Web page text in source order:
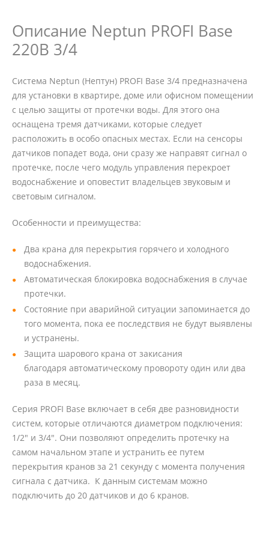
Описание Neptun PROFI Base
220В 3/4
Система Neptun (Нептун) PROFI Base 3/4 предназначена
для установки в квартире, доме или офисном помещении
с целью защиты от протечки воды. Для этого она
оснащена тремя датчиками, которые следует
расположить в особо опасных местах. Если на сенсоры
датчиков попадет вода, они сразу же направят сигнал о
протечке, после чего модуль управления перекроет
водоснабжение и оповестит владельцев звуковым и
световым сигналом.
Особенности и преимущества:
Два крана для перекрытия горячего и холодного
водоснабжения.
Автоматическая блокировка водоснабжения в случае
протечки.
Состояние при аварийной ситуации запоминается до
того момента, пока ее последствия не будут выявлены
и устранены.
Защита шарового крана от закисания
благодаря автоматическому провороту один или два
раза в месяц.
Серия PROFI Base включает в себя две разновидности
систем, которые отличаются диаметром подключения:
1/2" и 3/4". Они позволяют определить протечку на
самом начальном этапе и устранить ее путем
перекрытия кранов за 21 секунду с момента получения
сигнала с датчика. К данным системам можно
подключить до 20 датчиков и до 6 кранов.